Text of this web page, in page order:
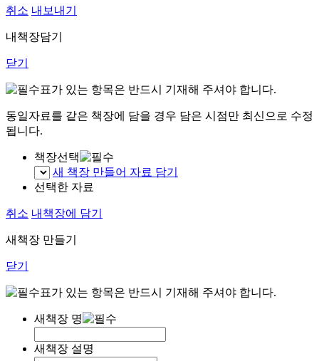
취소 내보내기
내책장담기
닫기
표가 있는 항목은 반드시 기재해 주셔야 합니다.
동일자료를 같은 책장에 담을 경우 담은 시점만 최신으로 수정
됩니다.
책장선택
새 책장 만들어 자료 담기
선택한 자료
취소 내책장에 담기
새책장 만들기
닫기
표가 있는 항목은 반드시 기재해 주셔야 합니다.
새책장 명
새책장 설명